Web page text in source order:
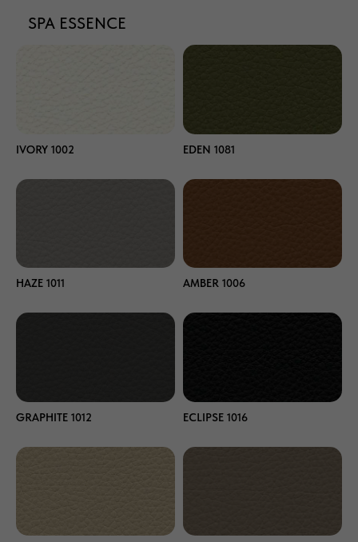
SPA ESSENCE
IVORY 1002 EDEN 1081
HAZE 1011 AMBER 1006
GRAPHITE 1012 ECLIPSE 1016